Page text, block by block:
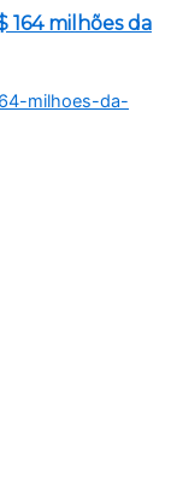
164 milhões da